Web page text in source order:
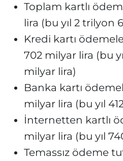
Toplam kartlı
lira (bu yıl 2 trilyon
Kredi kartı
702 milyar lira (bu
milyar lira)
Banka kartı
milyar lira (bu yıl
İnternetten kartlı
milyar lira (bu yıl
Temassız ödeme